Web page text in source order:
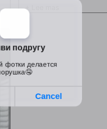
máximo placer. Una
llamas. Y chorreando